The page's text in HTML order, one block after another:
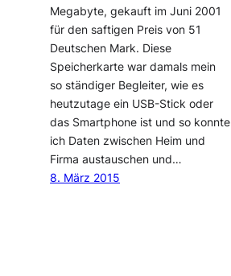
Megabyte, gekauft im Juni 2001
für den saftigen Preis von 51
Deutschen Mark. Diese
Speicherkarte war damals mein
so ständiger Begleiter, wie es
heutzutage ein USB-Stick oder
das Smartphone ist und so konnte
ich Daten zwischen Heim und
Firma austauschen und…
8. März 2015